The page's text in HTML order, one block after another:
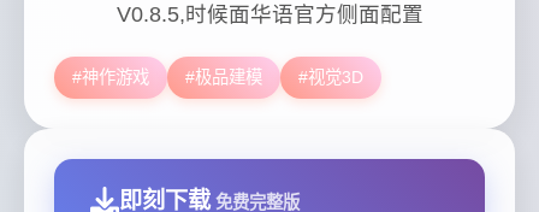
V0.8.5,时候面华语官方侧面配置
#神作游戏 #极品建模 #视觉3D
即刻下载 免费完整版